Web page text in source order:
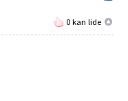
0 kan lide